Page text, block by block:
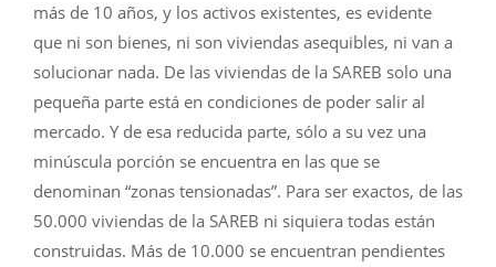
más de 10 años, y los activos existentes, es evidente
que ni son bienes, ni son viviendas asequibles, ni van a
solucionar nada. De las viviendas de la SAREB solo una
pequeña parte está en condiciones de poder salir al
mercado. Y de esa reducida parte, sólo a su vez una
minúscula porción se encuentra en las que se
denominan “zonas tensionadas”. Para ser exactos, de las
50.000 viviendas de la SAREB ni siquiera todas están
construidas. Más de 10.000 se encuentran pendientes